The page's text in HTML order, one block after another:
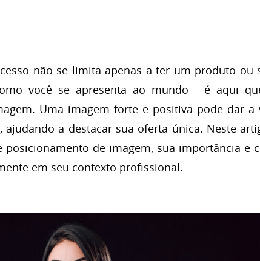
não se limita apenas a ter um produto ou
você se apresenta ao mundo - é aqui
Uma imagem forte e positiva pode dar a
ajudando a destacar sua oferta única. Neste
posicionamento de imagem, sua importância e
em seu contexto profissional.